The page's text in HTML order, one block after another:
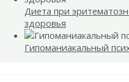
Диета при
здоровья
Гипоманиакальный